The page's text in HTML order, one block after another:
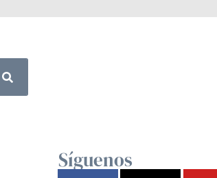
Síguenos